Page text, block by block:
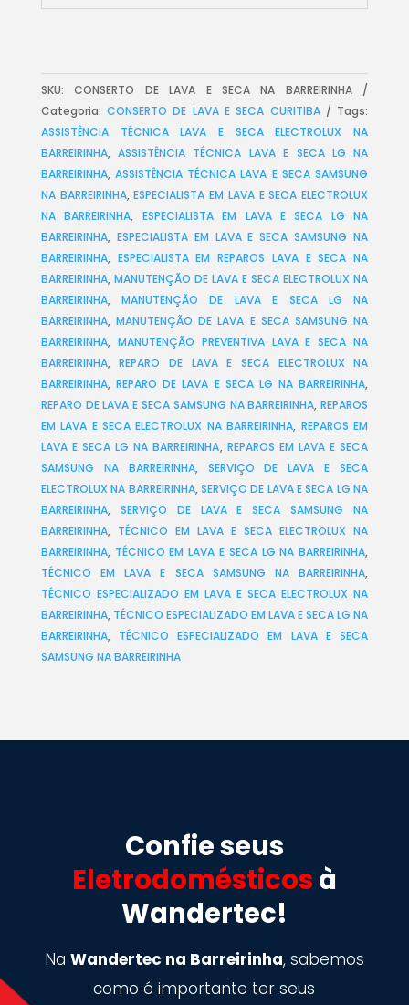
SKU:CONSERTO DE LAVA E SECA NA BARREIRINHA
Categoria:CONSERTO DE LAVA E SECA CURITIBA
Tags:
ASSISTÊNCIA TÉCNICA LAVA E SECA ELECTROLUX NA
BARREIRINHA,ASSISTÊNCIA TÉCNICA LAVA E SECA LG NA
BARREIRINHA,ASSISTÊNCIA TÉCNICA LAVA E SECA SAMSUNG
NA BARREIRINHA,ESPECIALISTA EM LAVA E SECA ELECTROLUX
NA BARREIRINHA, ESPECIALISTA EM LAVA E SECA LG NA
BARREIRINHA, ESPECIALISTA EM LAVA E SECA SAMSUNG NA
BARREIRINHA, ESPECIALISTA EM REPAROS LAVA E SECA NA
BARREIRINHA, MANUTENÇÃO DE LAVA E SECA ELECTROLUX NA
BARREIRINHA,MANUTENÇÃO DE LAVA E SECA LG NA
BARREIRINHA, MANUTENÇÃO DE LAVA E SECA SAMSUNG NA
BARREIRINHA, MANUTENÇÃO PREVENTIVA LAVA E SECA NA
BARREIRINHA,REPARO DE LAVA E SECA ELECTROLUX NA
BARREIRINHA, REPARO DE LAVA E SECA LG NA BARREIRINHA,
REPARO DE LAVA E SECA SAMSUNG NA BARREIRINHA,REPAROS
EM LAVA E SECA ELECTROLUX NA BARREIRINHA, REPAROS EM
LAVA E SECA LG NA BARREIRINHA, REPAROS EM LAVA E SECA
SAMSUNG NA BARREIRINHA, SERVIÇO DE LAVA E SECA
ELECTROLUX NA BARREIRINHA,SERVIÇO DE LAVA E SECA LG NA
BARREIRINHA, SERVIÇO DE LAVA E SECA SAMSUNG NA
BARREIRINHA, TÉCNICO EM LAVA E SECA ELECTROLUX NA
BARREIRINHA, TÉCNICO EM LAVA E SECA LG NA BARREIRINHA,
TÉCNICO EM LAVA E SECA SAMSUNG NA BARREIRINHA,
TÉCNICO ESPECIALIZADO EM LAVA E SECA ELECTROLUX NA
BARREIRINHA, TÉCNICO ESPECIALIZADO EM LAVA E SECA LG NA
BARREIRINHA, TÉCNICO ESPECIALIZADO EM LAVA E SECA
SAMSUNG NA BARREIRINHA
Confie seus
Eletrodomésticos à
Wandertec!
Na Wandertec na Barreirinha, sabemos
como é importante ter seus